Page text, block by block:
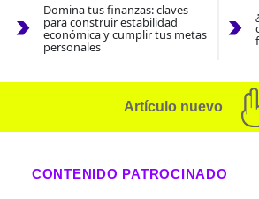
Domina tus finanzas: claves
para construir estabilidad
económica y cumplir tus metas
personales
Artículo nuevo
CONTENIDO PATROCINADO